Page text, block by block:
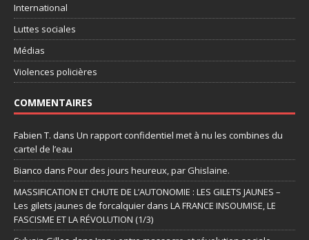
International
Luttes sociales
Médias
Violences policières
COMMENTAIRES
Fabien T. dans Un rapport confidentiel met à nu les combines du
cartel de l’eau
Bianco dans Pour des jours heureux, par Ghislaine.
MASSIFICATION ET CHUTE DE L’AUTONOMIE : LES GILETS JAUNES –
Les gilets jaunes de forcalquier dans LA FRANCE INSOUMISE, LE
FASCISME ET LA RÉVOLUTION (1/3)